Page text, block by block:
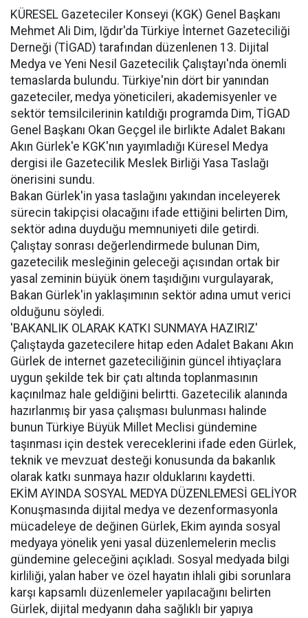
KÜRESEL Gazeteciler Konseyi (KGK) Genel Başkanı
Mehmet Ali Dim, Iğdır'da Türkiye İnternet Gazeteciliği
Derneği (TİGAD) tarafından düzenlenen 13. Dijital
Medya ve Yeni Nesil Gazetecilik Çalıştayı'nda önemli
temaslarda bulundu. Türkiye'nin dört bir yanından
gazeteciler, medya yöneticileri, akademisyenler ve
sektör temsilcilerinin katıldığı programda Dim, TİGAD
Genel Başkanı Okan Geçgel ile birlikte Adalet Bakanı
Akın Gürlek'e KGK'nın yayımladığı Küresel Medya
dergisi ile Gazetecilik Meslek Birliği Yasa Taslağı
önerisini sundu.
Bakan Gürlek'in yasa taslağını yakından inceleyerek
sürecin takipçisi olacağını ifade ettiğini belirten Dim,
sektör adına duyduğu memnuniyeti dile getirdi.
Çalıştay sonrası değerlendirmede bulunan Dim,
gazetecilik mesleğinin geleceği açısından ortak bir
yasal zeminin büyük önem taşıdığını vurgulayarak,
Bakan Gürlek'in yaklaşımının sektör adına umut verici
olduğunu söyledi.
'BAKANLIK OLARAK KATKI SUNMAYA HAZIRIZ'
Çalıştayda gazetecilere hitap eden Adalet Bakanı Akın
Gürlek de internet gazeteciliğinin güncel ihtiyaçlara
uygun şekilde tek bir çatı altında toplanmasının
kaçınılmaz hale geldiğini belirtti. Gazetecilik alanında
hazırlanmış bir yasa çalışması bulunması halinde
bunun Türkiye Büyük Millet Meclisi gündemine
taşınması için destek vereceklerini ifade eden Gürlek,
teknik ve mevzuat desteği konusunda da bakanlık
olarak katkı sunmaya hazır olduklarını kaydetti.
EKİM AYINDA SOSYAL MEDYA DÜZENLEMESİ GELİYOR
Konuşmasında dijital medya ve dezenformasyonla
mücadeleye de değinen Gürlek, Ekim ayında sosyal
medyaya yönelik yeni yasal düzenlemelerin meclis
gündemine geleceğini açıkladı. Sosyal medyada bilgi
kirliliği, yalan haber ve özel hayatın ihlali gibi sorunlara
karşı kapsamlı düzenlemeler yapılacağını belirten
Gürlek, dijital medyanın daha sağlıklı bir yapıya